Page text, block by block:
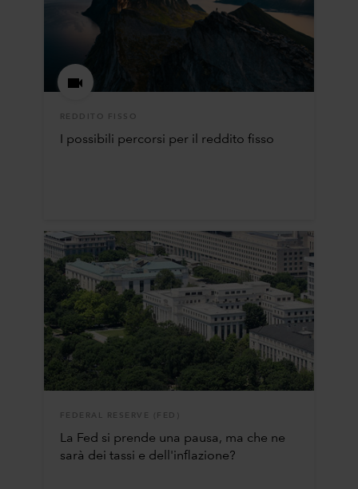
REDDITO FISSO
I possibili percorsi per il reddito fisso
FEDERAL RESERVE (FED)
La Fed si prende una pausa, ma che ne
sarà dei tassi e dell'inflazione?